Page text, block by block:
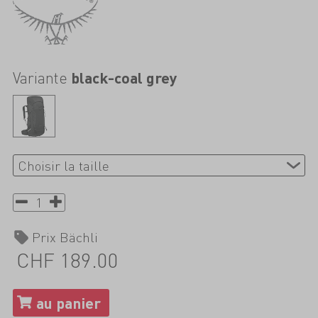
Variante black-coal grey
Prix Bächli
CHF 189.00